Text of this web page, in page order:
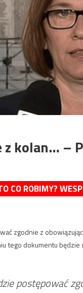
kolan… –
CO ROBIMY?
zgodnie z
tego dokumentu
postępować